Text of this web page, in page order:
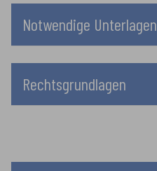
Notwendige Unterlagen
Rechtsgrundlagen